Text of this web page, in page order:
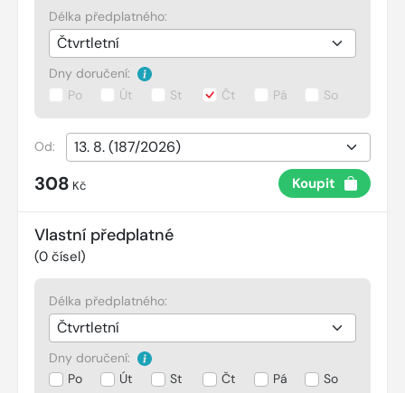
Délka předplatného:
Dny doručení:
Po
Út St Čt Pá So
Od:
308 Kč Koupit
Vlastní předplatné
(0 čísel)
Délka předplatného:
Dny doručení:
Po
Út St Čt Pá So